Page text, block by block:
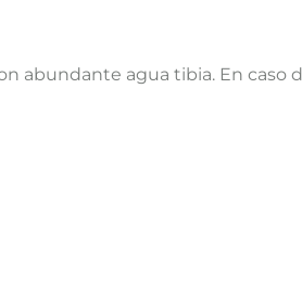
abundante agua tibia. En caso